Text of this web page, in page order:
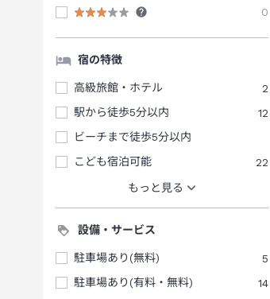
0
宿の特徴
高級旅館・ホテル
2
駅から徒歩5分以内
12
ビーチまで徒歩5分以内
こども宿泊可能
22
もっと見る
設備・サービス
駐車場あり(無料)
5
駐車場あり(有料・無料)
14